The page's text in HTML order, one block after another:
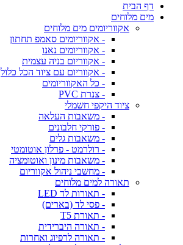
דף הבית
מים מלוחים
אקווריומים מים מלוחים
- אקווריומים סאמפ תחתון
- אקווריומים נאנו
- אקווריום בניה עצמית
- אקווריום עם ציוד הכל כלול
- כל האקווריומים
- צנרת PVC
ציוד היקפי חשמלי
- משאבות העלאה
- פורקי חלבונים
- משאבות גלים
- רולרמט - פרלון אוטומטי
- משאבות מינון ואוטומציה
- מחשבי ניהול אקווריום
תאורה למים מלוחים
- תאורות לד LED
- פסי לד (בארים)
- תאורת T5
- תאורה היברידית
- תאורה לרפיוג ואחרות